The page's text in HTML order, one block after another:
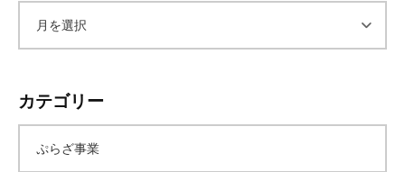
カ
カテゴリー
ぷらざ事業